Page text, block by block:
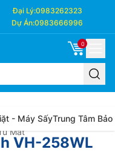
Đại Lý:0983262323
Dự Án:0983666996
0
- Máy SấyTrung Tâm Bảo
Mát
VH-258WL